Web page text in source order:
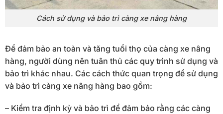
Cách sử dụng và bảo trì càng xe nâng hàng
Để đảm bảo an toàn và tăng tuổi thọ của càng xe nâng
hàng, người dùng nên tuân thủ các quy trình sử dụng và
bảo trì khác nhau. Các cách thức quan trọng để sử dụng
và bảo trì càng xe nâng hàng bao gồm:
– Kiểm tra định kỳ và bảo trì để đảm bảo rằng các càng